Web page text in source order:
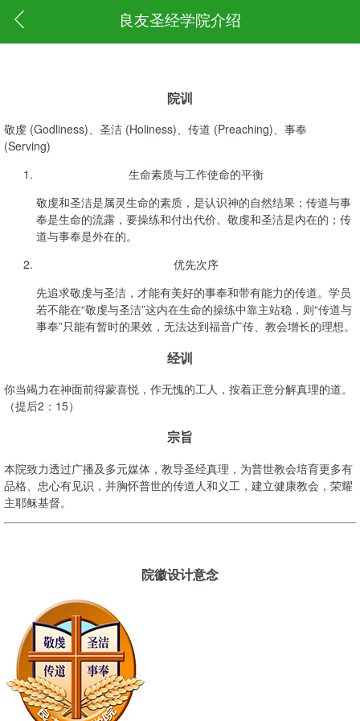
良友圣经学院介绍
院训
敬虔 (Godliness)、圣洁 (Holiness)、传道 (Preaching)、事奉
(Serving)
生命素质与工作使命的平衡
敬虔和圣洁是属灵生命的素质，是认识神的自然结果；传道与事
奉是生命的流露，要操练和付出代价。敬虔和圣洁是内在的；传
道与事奉是外在的。
优先次序
先追求敬虔与圣洁，才能有美好的事奉和带有能力的传道。学员
若不能在“敬虔与圣洁”这内在生命的操练中靠主站稳，则“传道与
事奉”只能有暂时的果效，无法达到福音广传、教会增长的理想。
经训
你当竭力在神面前得蒙喜悦，作无愧的工人，按着正意分解真理的道。
（提后2：15）
宗旨
本院致力透过广播及多元媒体，教导圣经真理，为普世教会培育更多有
品格、忠心有见识，并胸怀普世的传道人和义工，建立健康教会，荣耀
主耶稣基督。
院徽设计意念